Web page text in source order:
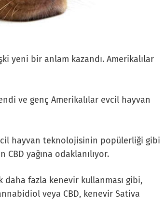
yeni bir anlam kazandı. Amerikalılar
ve genç Amerikalılar evcil hayvan
hayvan teknolojisinin popülerliği gibi
yağına odaklanılıyor.
daha fazla kenevir kullanması gibi,
veya CBD, kenevir Sativa